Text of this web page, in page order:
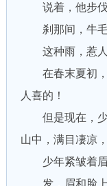
说着，他步伐
刹那间，牛毛
这种雨，惹人
在春末夏初，
人喜的！
但是现在，少
山中，满目凄凉
少年紧皱着眉
发，眉和脸上